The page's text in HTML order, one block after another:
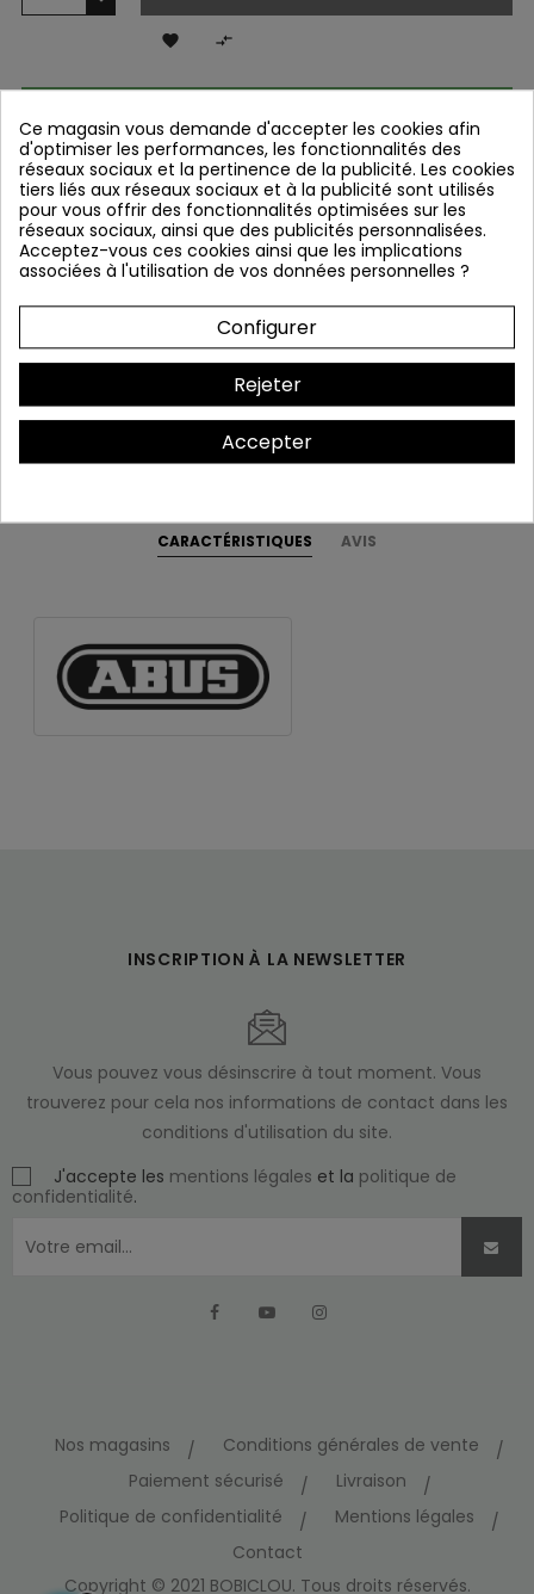
 
NOUS ✅
Garanties sécurité
Paiement en ligne 100% sécurisé
Livraison à domicile en 24/72h
Click and Collect
Retrait gratuit dans le magasin de votre choix
CARACTÉRISTIQUES AVIS
INSCRIPTION À LA NEWSLETTER
Vous pouvez vous désinscrire à tout moment. Vous
trouverez pour cela nos informations de contact dans les
conditions d'utilisation du site.
J'accepte les mentions légales et la politique de
confidentialité.
FacebookYouTube
Nos magasins
Conditions générales de vente
Paiement sécurisé
Livraison
Politique de confidentialité
Mentions légales
Contact
Copyright © 2021 BOBICLOU. Tous droits réservés.
Ce magasin vous demande d'accepter les cookies afin
d'optimiser les performances, les fonctionnalités des
réseaux sociaux et la pertinence de la publicité. Les cookies
tiers liés aux réseaux sociaux et à la publicité sont utilisés
pour vous offrir des fonctionnalités optimisées sur les
réseaux sociaux, ainsi que des publicités personnalisées.
Acceptez-vous ces cookies ainsi que les implications
associées à l'utilisation de vos données personnelles ?
Configurer
Rejeter
Accepter